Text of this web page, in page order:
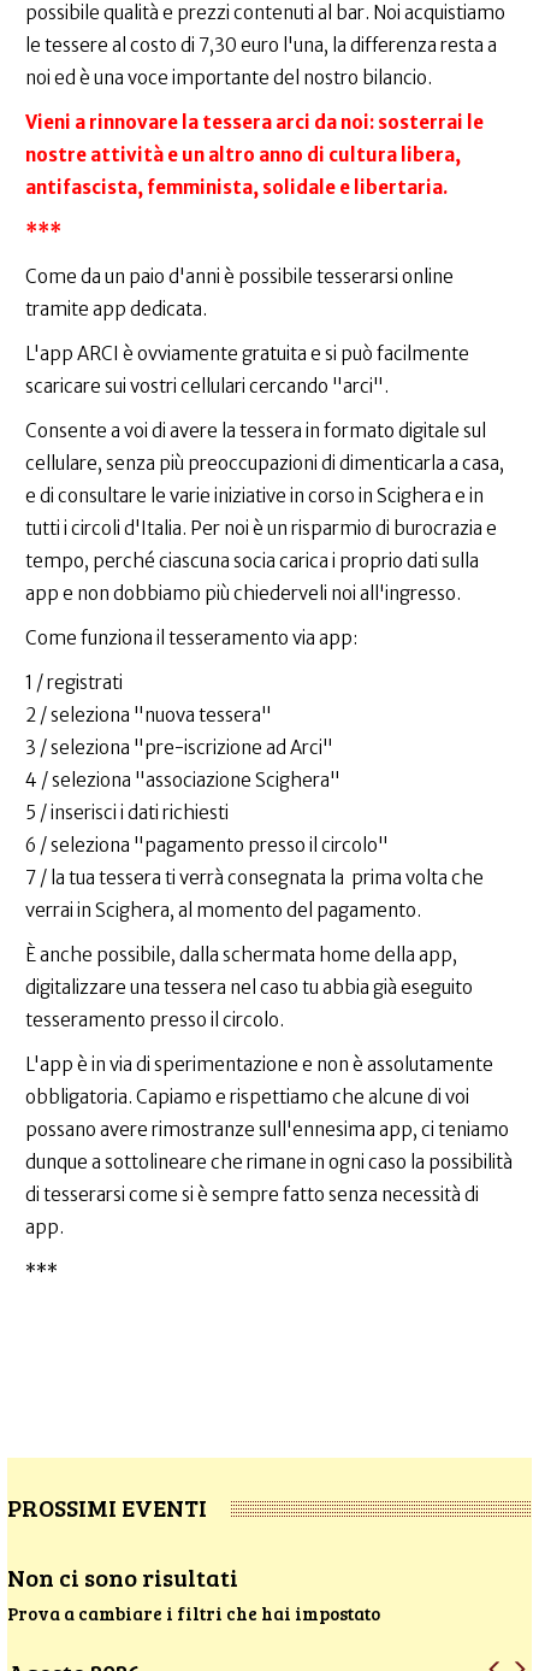
possibile qualità e prezzi contenuti al bar. Noi acquistiamo
le tessere al costo di 7,30 euro l'una, la differenza resta a
noi ed è una voce importante del nostro bilancio.
Vieni a rinnovare la tessera arci da noi: sosterrai le
nostre attività e un altro anno di cultura libera,
antifascista, femminista, solidale e libertaria.
***
Come da un paio d'anni è possibile tesserarsi online
tramite app dedicata.
L'app ARCI è ovviamente gratuita e si può facilmente
scaricare sui vostri cellulari cercando "arci".
Consente a voi di avere la tessera in formato digitale sul
cellulare, senza più preoccupazioni di dimenticarla a casa,
e di consultare le varie iniziative in corso in Scighera e in
tutti i circoli d'Italia. Per noi è un risparmio di burocrazia e
tempo, perché ciascuna socia carica i proprio dati sulla
app e non dobbiamo più chiederveli noi all'ingresso.
Come funziona il tesseramento via app:
1 / registrati
2 / seleziona "nuova tessera"
3 / seleziona "pre-iscrizione ad Arci"
4 / seleziona "associazione Scighera"
5 / inserisci i dati richiesti
6 / seleziona "pagamento presso il circolo"
7 / la tua tessera ti verrà consegnata la prima volta che
verrai in Scighera, al momento del pagamento.
È anche possibile, dalla schermata home della app,
digitalizzare una tessera nel caso tu abbia già eseguito
tesseramento presso il circolo.
L'app è in via di sperimentazione e non è assolutamente
obbligatoria. Capiamo e rispettiamo che alcune di voi
possano avere rimostranze sull'ennesima app, ci teniamo
dunque a sottolineare che rimane in ogni caso la possibilità
di tesserarsi come si è sempre fatto senza necessità di
app.
***
PROSSIMI EVENTI
Non ci sono risultati
Prova a cambiare i filtri che hai impostato